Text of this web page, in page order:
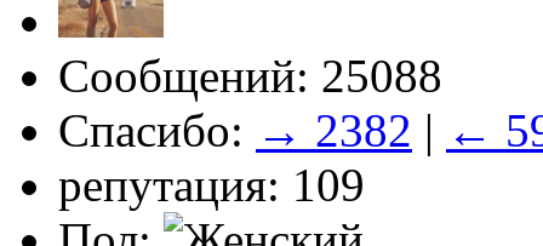
Сообщений: 25088
Спасибо: → 2382 | ←
репутация: 109